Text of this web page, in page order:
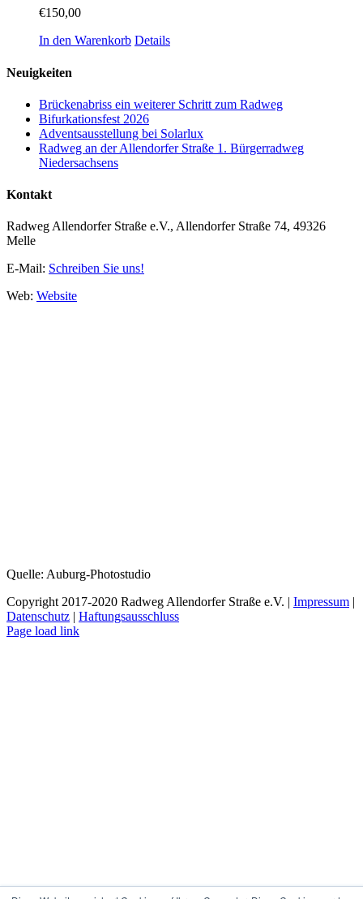
€150,00
In den Warenkorb Details
Neuigkeiten
Brückenabriss ein weiterer Schritt zum Radweg
Bifurkationsfest 2026
Adventsausstellung bei Solarlux
Radweg an der Allendorfer Straße 1. Bürgerradweg
Niedersachsens
Kontakt
Radweg Allendorfer Straße e.V., Allendorfer Straße 74, 49326
Melle
E-Mail: Schreiben Sie uns!
Web: Website
Quelle: Auburg-Photostudio
Copyright 2017-2020 Radweg Allendorfer Straße e.V. | Impressum |
Datenschutz | Haftungsausschluss
Rss
Page load link